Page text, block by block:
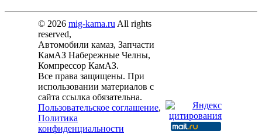
© 2026 mig-kama.ru All rights
reserved,
Автомобили камаз, Запчасти
КамАЗ Набережные Челны,
Компрессор КамАЗ.
Все права защищены. При
использовании материалов с
сайта ссылка обязательна.
Пользовательское соглашение,
Политика
конфиденциальности